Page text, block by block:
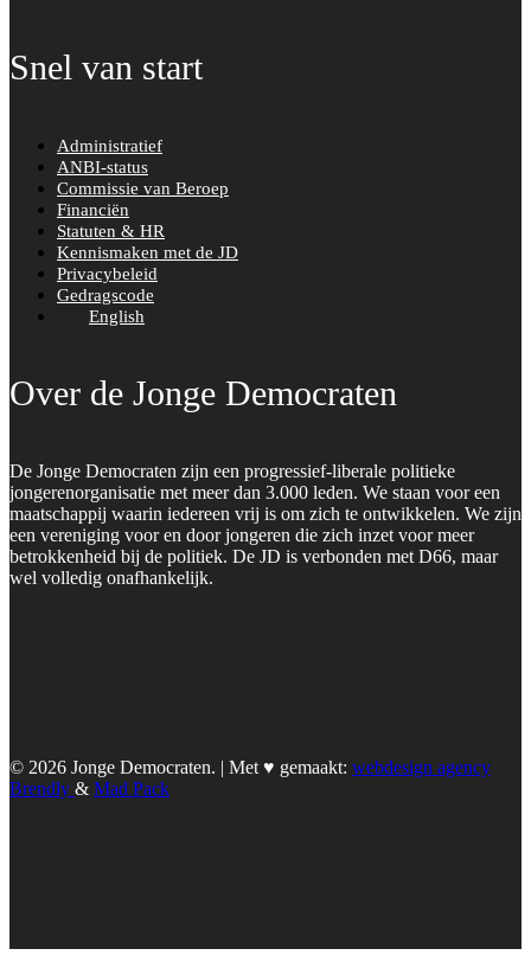
Snel van start
Administratief
ANBI-status
Commissie van Beroep
Financiën
Statuten & HR
Kennismaken met de JD
Privacybeleid
Gedragscode
English
Over de Jonge Democraten
De Jonge Democraten zijn een progressief-liberale politieke
jongerenorganisatie met meer dan 3.000 leden. We staan voor een
maatschappij waarin iedereen vrij is om zich te ontwikkelen. We zijn
een vereniging voor en door jongeren die zich inzet voor meer
betrokkenheid bij de politiek. De JD is verbonden met D66, maar
wel volledig onafhankelijk.
© 2026 Jonge Democraten. | Met ♥︎ gemaakt: webdesign agency
Brendly & Mad Pack